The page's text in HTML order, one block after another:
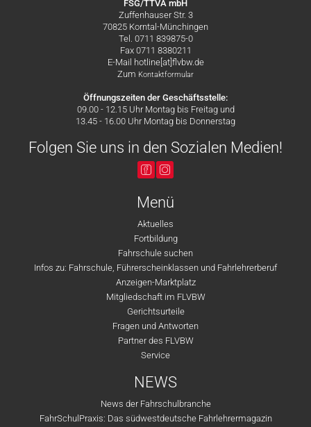
FSG/TTVA mbH
Zuffenhauser Str. 3
70825 Korntal-Münchingen
Tel. 0711 839875-0
Fax 0711 8380211
E-Mail hotline[at]flvbw.de
Zum Kontaktformular
Öffnungszeiten der Geschäftsstelle:
09.00 - 12.15 Uhr Montag bis Freitag und
13.45 - 16.00 Uhr Montag bis Donnerstag
Folgen Sie uns in den Sozialen Medien!
Menü
Aktuelles
Fortbildung
Fahrschule suchen
Infos zu: Fahrschule, Führerscheinklassen und Fahrlehrerberuf
Anzeigen-Marktplatz
Mitgliedschaft im FLVBW
Gerichtsurteile
Fragen und Antworten
Partner des FLVBW
Service
NEWS
News der Fahrschulbranche
FahrSchulPraxis: Das südwestdeutsche Fahrlehrermagazin